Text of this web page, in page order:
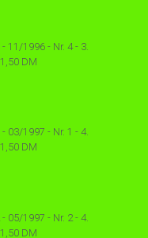
11/1996 - Nr. 4 - 3.
DM
03/1997 - Nr. 1 - 4.
DM
05/1997 - Nr. 2 - 4.
DM